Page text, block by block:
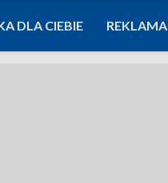
DLA CIEBIE REKLAMA